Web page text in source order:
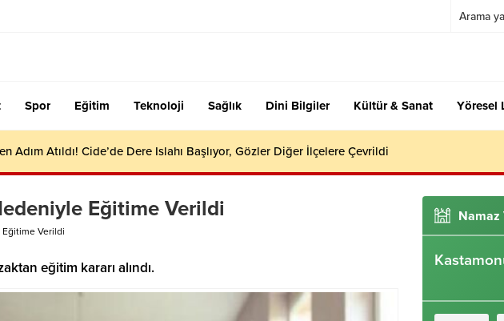
Spor Eğitim Teknoloji Sağlık Dini Bilgiler Kültür & Sanat Yöresel
Adım Atıldı! Cide’de Dere Islahı Başlıyor, Gözler Diğer İlçelere Çevrildi
Eğitime Verildi
Verildi
eğitim kararı alındı.
Namaz